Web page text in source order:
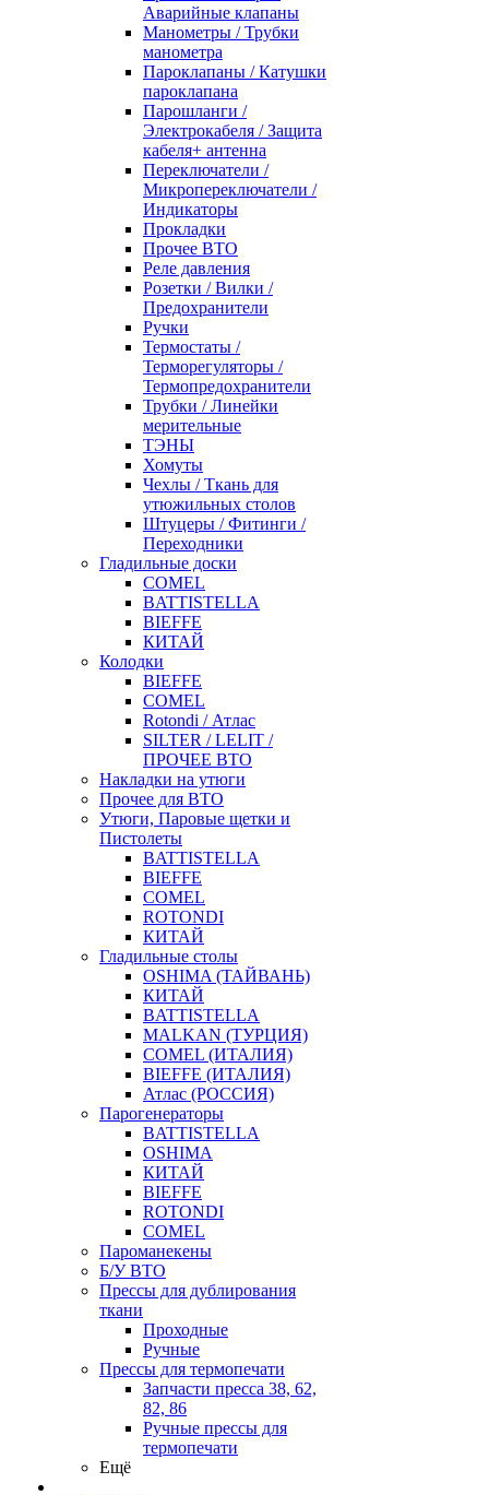
Аварийные клапаны
Манометры / Трубки
манометра
Пароклапаны / Катушки
пароклапана
Парошланги /
Электрокабеля / Защита
кабеля+ антенна
Переключатели /
Микропереключатели /
Индикаторы
Прокладки
Прочее ВТО
Реле давления
Розетки / Вилки /
Предохранители
Ручки
Термостаты /
Терморегуляторы /
Термопредохранители
Трубки / Линейки
мерительные
ТЭНЫ
Хомуты
Чехлы / Ткань для
утюжильных столов
Штуцеры / Фитинги /
Переходники
Гладильные доски
COMEL
BATTISTELLA
BIEFFE
КИТАЙ
Колодки
BIEFFE
COMEL
Rotondi / Атлас
SILTER / LELIT /
ПРОЧЕЕ ВТО
Накладки на утюги
Прочее для ВТО
Утюги, Паровые щетки и
Пистолеты
BATTISTELLA
BIEFFE
COMEL
ROTONDI
КИТАЙ
Гладильные столы
OSHIMA (ТАЙВАНЬ)
КИТАЙ
BATTISTELLA
MALKAN (ТУРЦИЯ)
COMEL (ИТАЛИЯ)
BIEFFE (ИТАЛИЯ)
Атлас (РОССИЯ)
Парогенераторы
BATTISTELLA
OSHIMA
КИТАЙ
BIEFFE
ROTONDI
COMEL
Пароманекены
Б/У ВТО
Прессы для дублирования
ткани
Проходные
Ручные
Прессы для термопечати
Запчасти пресса 38, 62,
82, 86
Ручные прессы для
термопечати
Ещё